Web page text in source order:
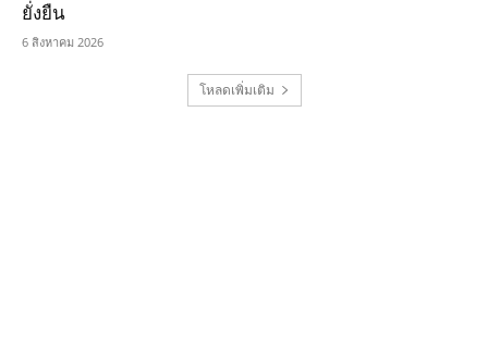
ยั่งยืน
6 สิงหาคม 2026
โหลดเพิ่มเติม